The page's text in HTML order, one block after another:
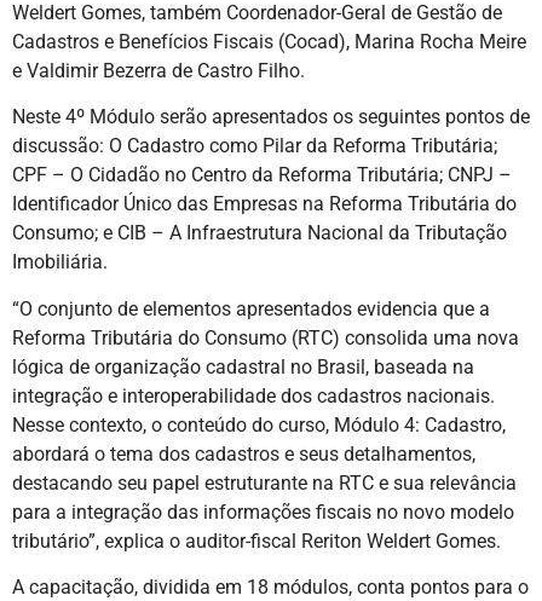
Weldert Gomes, também Coordenador-Geral de Gestão de
Cadastros e Benefícios Fiscais (Cocad), Marina Rocha Meire
e Valdimir Bezerra de Castro Filho.
Neste 4º Módulo serão apresentados os seguintes pontos de
discussão: O Cadastro como Pilar da Reforma Tributária;
CPF – O Cidadão no Centro da Reforma Tributária; CNPJ –
Identificador Único das Empresas na Reforma Tributária do
Consumo; e CIB – A Infraestrutura Nacional da Tributação
Imobiliária.
“O conjunto de elementos apresentados evidencia que a
Reforma Tributária do Consumo (RTC) consolida uma nova
lógica de organização cadastral no Brasil, baseada na
integração e interoperabilidade dos cadastros nacionais.
Nesse contexto, o conteúdo do curso, Módulo 4: Cadastro,
abordará o tema dos cadastros e seus detalhamentos,
destacando seu papel estruturante na RTC e sua relevância
para a integração das informações fiscais no novo modelo
tributário”, explica o auditor-fiscal Reriton Weldert Gomes.
A capacitação, dividida em 18 módulos, conta pontos para o